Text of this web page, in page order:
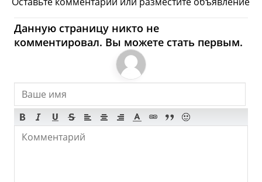
Shirati - Где купить?
Магазины, Шоппинг
Продукты
Булочные
Супермаркеты
Торговые Центры
Мода
Данную страницу никто не
комментировал. Вы можете стать первым.